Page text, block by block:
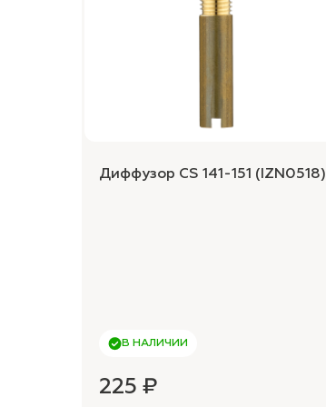
Диффузор CS 141-151 (IZN0518)
В НАЛИЧИИ
225 ₽